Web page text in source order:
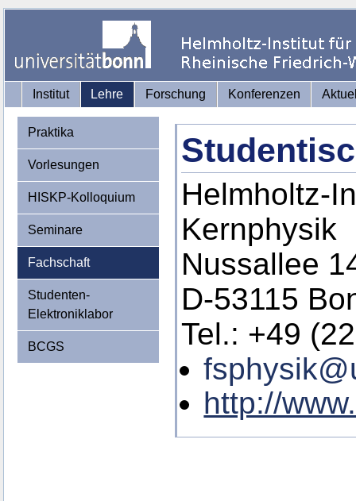
Institut Lehre Forschung Konferenzen
Praktika
Vorlesungen
HISKP-Kolloquium
Seminare
Fachschaft
Studenten-
Elektroniklabor
BCGS
Helmholtz-
Kernphysik
Nussallee
D-53115
Tel.: +49
http://